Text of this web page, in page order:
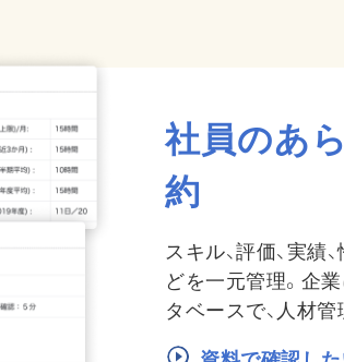
社員のあ
約
スキル、評価、実績
どを一元管理。企
タベースで、人材